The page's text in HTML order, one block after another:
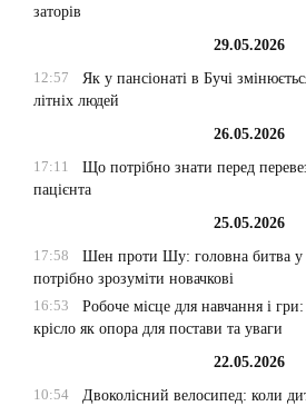
заторів
29.05.2026
12:57
Як у пансіонаті в Бучі
літніх людей
26.05.2026
17:11
Що потрібно знати перед
пацієнта
25.05.2026
17:58
Шен проти Шу: головна битва у
потрібно зрозуміти новачкові
16:53
Робоче місце для навчання і
крісло як опора для постави та уваги
22.05.2026
10:54
Двоколісний велосипед: коли